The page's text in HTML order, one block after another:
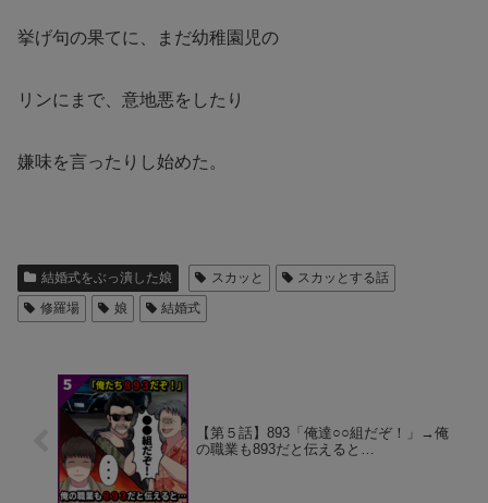
挙げ句の果てに、まだ幼稚園児の
リンにまで、意地悪をしたり
嫌味を言ったりし始めた。
結婚式をぶっ潰した娘 スカッと
スカッとする話
修羅場
娘 結婚式
【第５話】893「俺達○○組だぞ！」→俺
の職業も893だと伝えると…